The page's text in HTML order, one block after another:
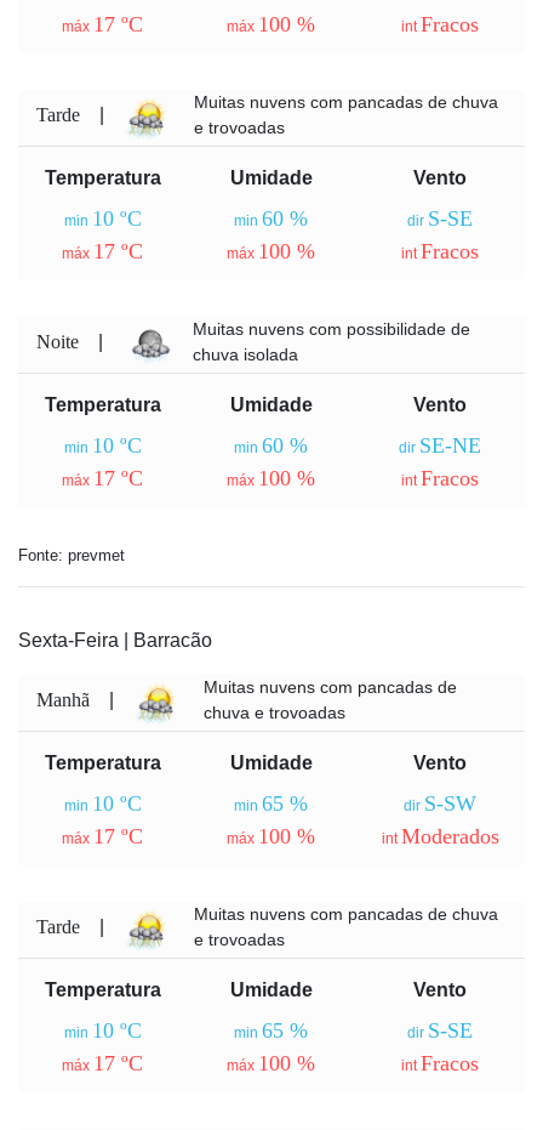
máx 17 ºC máx 100 % intFracos
Tarde
Muitas nuvens com pancadas de chuva
e trovoadas
Temperatura
min 10 ºC
máx 17 ºC
Umidade
min60 %
máx 100 %
Vento
dir S-SE
intFracos
Noite
Muitas nuvens com possibilidade de
chuva isolada
Temperatura
min 10 ºC
máx 17 ºC
Umidade
min60 %
máx 100 %
Vento
dir SE-NE
intFracos
Fonte: prevmet
Sexta-Feira | Barracão
Manhã
Muitas nuvens com pancadas de
chuva e trovoadas
Temperatura
min 10 ºC
máx 17 ºC
Umidade
min65 %
máx 100 %
Vento
dir S-SW
intModerados
Tarde
Muitas nuvens com pancadas de chuva
e trovoadas
Temperatura
min 10 ºC
máx 17 ºC
Umidade
min65 %
máx 100 %
Vento
dir S-SE
intFracos